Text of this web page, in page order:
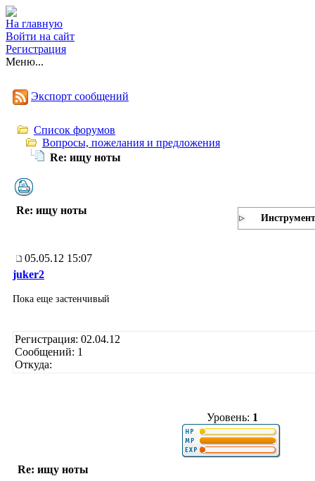
На главную
Войти на сайт
Регистрация
Меню...
Экспорт сообщений
Список форумов
Вопросы, пожелания и предложения
Re: ищу ноты
Re: ищу ноты
05.05.12 15:07
juker2
Пока еще застенчивый
Регистрация: 02.04.12
Сообщений: 1
Откуда:
Уровень: 1
Re: ищу ноты